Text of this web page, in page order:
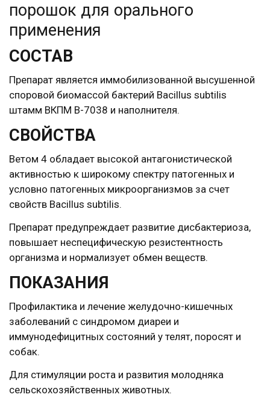
порошок для орального
применения
СОСТАВ
Препарат является иммобилизованной высушенной
споровой биомассой бактерий Bacillus subtilis
штамм ВКПМ В-7038 и наполнителя.
СВОЙСТВА
Ветом 4 обладает высокой антагонистической
активностью к широкому спектру патогенных и
условно патогенных микроорганизмов за счет
свойств Bacillus subtilis.
Препарат предупреждает развитие дисбактериоза,
повышает неспецифическую резистентность
организма и нормализует обмен веществ.
ПОКАЗАНИЯ
Профилактика и лечение желудочно-кишечных
заболеваний с синдромом диареи и
иммунодефицитных состояний у телят, поросят и
собак.
Для стимуляции роста и развития молодняка
сельскохозяйственных животных.